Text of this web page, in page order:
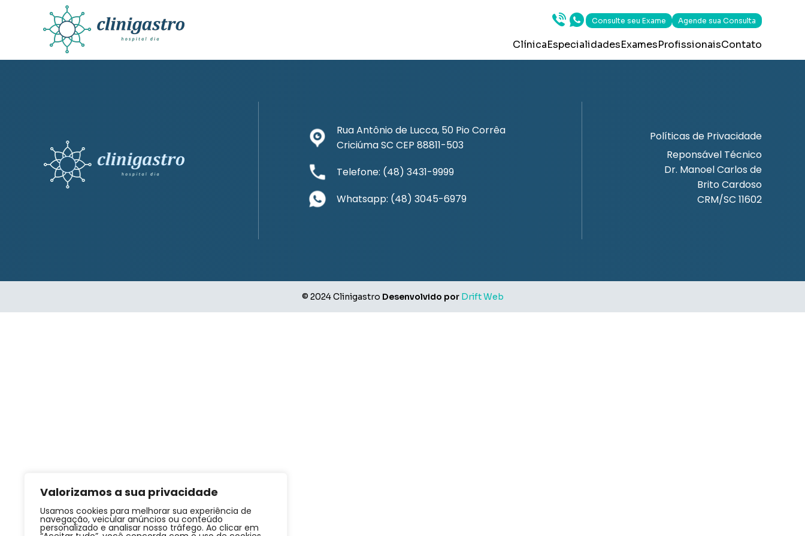
Valorizamos a sua privacidade
Usamos cookies para melhorar sua experiência de
navegação, veicular anúncios ou conteúdo
personalizado e analisar nosso tráfego. Ao clicar em
Consulte seu Exame Agende sua Consulta
ClínicaEspecialidadesExamesProfissionaisContato
Rua Antônio de Lucca, 50 Pio Corrêa
Criciúma SC CEP 88811-503
Telefone: (48) 3431-9999
Whatsapp: (48) 3045-6979
Políticas de Privacidade
Reponsável Técnico
Dr. Manoel Carlos de
Brito Cardoso
CRM/SC 11602
© 2024 Clinigastro Desenvolvido por Drift Web